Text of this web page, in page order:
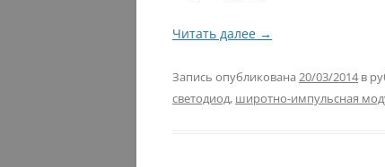
Читать далее →
Запись опубликована 20/03/2014в
светодиод, широтно-импульсная